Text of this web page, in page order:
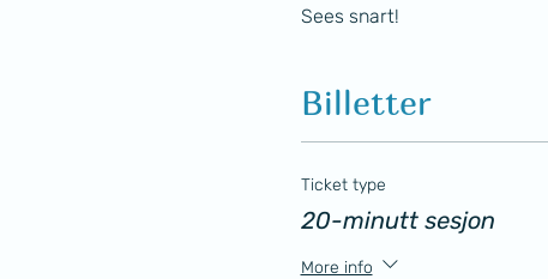
Sees snart!
Billetter
Ticket type
20-minutt sesjon
More info